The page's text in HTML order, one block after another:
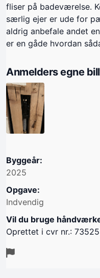
fliser på badeværelse.
særlig ejer er ude for
aldrig anbefale andet
er en gåde hvordan
Anmelders egne
Byggeår:
2025
Opgave:
Indvendig
Vil du bruge
Oprettet i cvr nr.: